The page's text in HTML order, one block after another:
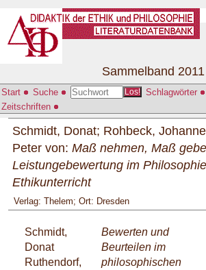
Start Suche Los! Schlagwörter
Zeitschriften
Sammelband 2011
Schmidt, Donat; Rohbeck,
Peter von: Maß nehmen, Maß
Leistungebewertung im
Ethikunterricht
Verlag: Thelem; Ort: Dresden
Schmidt,
Donat
Ruthendorf,
Bewerten und
Beurteilen im
philosophischen